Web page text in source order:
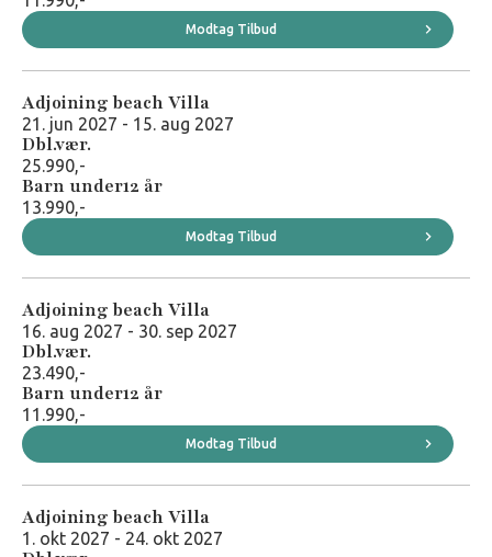
Modtag Tilbud
Adjoining beach Villa
21. jun 2027 - 15. aug 2027
Dbl.vær.
25.990,-
Barn under12 år
13.990,-
Modtag Tilbud
Adjoining beach Villa
16. aug 2027 - 30. sep 2027
Dbl.vær.
23.490,-
Barn under12 år
11.990,-
Modtag Tilbud
Adjoining beach Villa
1. okt 2027 - 24. okt 2027